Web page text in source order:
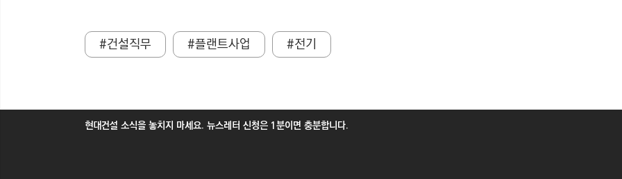
#건설직무 #플랜트사업 #전기
현대건설 소식을 놓치지 마세요. 뉴스레터 신청은 1분이면 충분합니다.